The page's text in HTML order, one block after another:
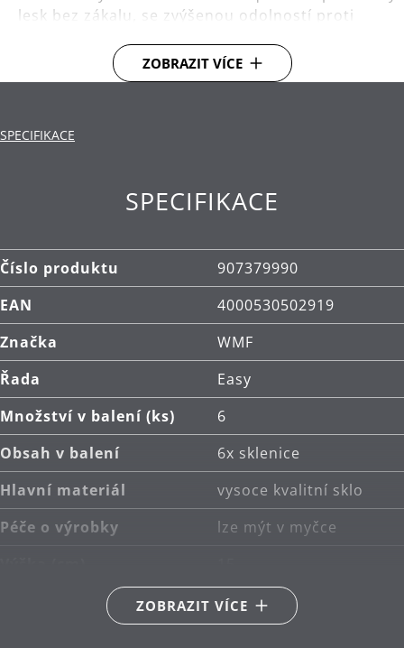
lesk bez zákalu, se zvýšenou odolností proti
ZOBRAZIT VÍCE
SPECIFIKACE
SPECIFIKACE
Číslo produktu
907379990
EAN
4000530502919
Značka
WMF
Řada
Easy
Množství v balení (ks)
6
Obsah v balení
6x sklenice
Hlavní materiál
vysoce kvalitní sklo
Péče o výrobky
lze mýt v myčce
0.35
ZOBRAZIT VÍCE